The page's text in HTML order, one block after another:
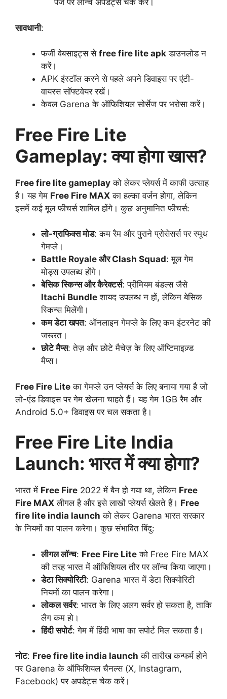
पेज पर लॉन्च अपडेट्स चेक करें।
सावधानी:
फर्जी वेबसाइट्स से free fire lite apk डाउनलोड न
करें।
APK इंस्टॉल करने से पहले अपने डिवाइस पर एंटी-
वायरस सॉफ्टवेयर रखें।
केवल Garena के ऑफिशियल सोर्सेज पर भरोसा करें।
Free Fire Lite
Gameplay: क्या होगा खास?
Free fire lite gameplay को लेकर प्लेयर्स में काफी उत्साह
है। यह गेम Free Fire MAX का हल्का वर्जन होगा, लेकिन
इसमें कई मूल फीचर्स शामिल होंगे। कुछ अनुमानित फीचर्स:
लो-ग्राफिक्स मोड: कम रैम और पुराने प्रोसेसर्स पर स्मूथ
गेमप्ले।
Battle Royale और Clash Squad: मूल गेम
मोड्स उपलब्ध होंगे।
बेसिक स्किन्स और कैरेक्टर्स: प्रीमियम बंडल्स जैसे
Itachi Bundle शायद उपलब्ध न हों, लेकिन बेसिक
स्किन्स मिलेंगी।
कम डेटा खपत: ऑनलाइन गेमप्ले के लिए कम इंटरनेट की
जरूरत।
छोटे मैप्स: तेज़ और छोटे मैचेज़ के लिए ऑप्टिमाइज़्ड
मैप्स।
Free Fire Lite का गेमप्ले उन प्लेयर्स के लिए बनाया गया है जो
लो-एंड डिवाइस पर गेम खेलना चाहते हैं। यह गेम 1GB रैम और
Android 5.0+ डिवाइस पर चल सकता है।
Free Fire Lite India
Launch: भारत में क्या होगा?
भारत में Free Fire 2022 में बैन हो गया था, लेकिन Free
Fire MAX लीगल है और इसे लाखों प्लेयर्स खेलते हैं। Free
fire lite india launch को लेकर Garena भारत सरकार
के नियमों का पालन करेगा। कुछ संभावित बिंदु:
लीगल लॉन्च: Free Fire Lite को Free Fire MAX
की तरह भारत में ऑफिशियल तौर पर लॉन्च किया जाएगा।
डेटा सिक्योरिटी: Garena भारत में डेटा सिक्योरिटी
नियमों का पालन करेगा।
लोकल सर्वर: भारत के लिए अलग सर्वर हो सकता है, ताकि
लैग कम हो।
हिंदी सपोर्ट: गेम में हिंदी भाषा का सपोर्ट मिल सकता है।
नोट: Free fire lite india launch की तारीख कन्फर्म होने
पर Garena के ऑफिशियल चैनल्स (X, Instagram,
Facebook) पर अपडेट्स चेक करें।